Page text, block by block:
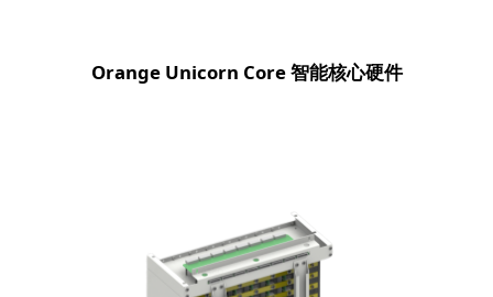
Orange Unicorn Core 智能核心硬件